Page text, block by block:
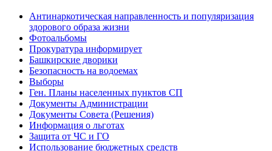
Антинаркотическая направленность и популяризация
здорового образа жизни
Фотоальбомы
Прокуратура информирует
Башкирские дворики
Безопасность на водоемах
Выборы
Ген. Планы населенных пунктов СП
Документы Администрации
Документы Совета (Решения)
Информация о льготах
Защита от ЧС и ГО
Использование бюджетных средств